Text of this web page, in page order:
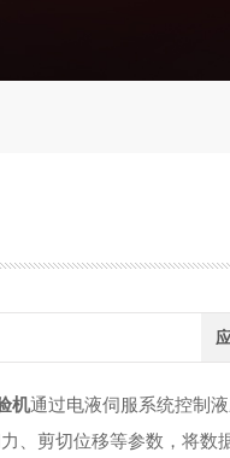
机通过电液伺服系统控制
、剪切位移等参数，将